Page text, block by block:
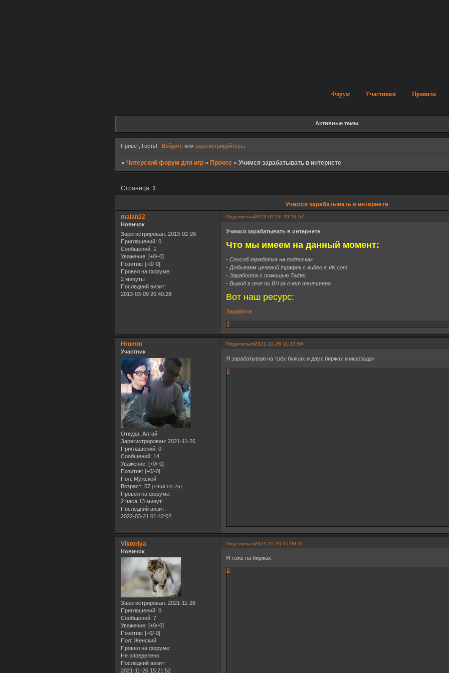
Форум Участники Правила
Активные темы
Привет, Гость! Войдитеили зарегистрируйтесь.
»Читерский форум для игр »Прочее »Учимся зарабатывать в интернете
Учимся зарабатывать в интернете
Страница:1
Поделиться2013-02-26 20:16:57
malan22
Новичок
Зарегистрирован: 2013-02-26
Приглашений: 0
Сообщений: 1
Уважение: [+0/-0]
Позитив: [+0/-0]
Провел на форуме:
2 минуты
Последний визит:
2013-03-09 20:40:28
Учимся зарабатывать в интернете
Что мы имеем на данный момент:
- Способ заработка на подписках
- Добываем целевой трафик с видео в VK.com
- Заработок с помощью Twitter
- Вывод в топ по ВЧ за счет твиттера
Вот наш ресурс:
Заработок
0
Поделиться2021-11-26 11:33:56
Hrumm
Участник
Откуда: Алтай
Зарегистрирован: 2021-11-26
Приглашений: 0
Сообщений: 14
Уважение: [+0/-0]
Позитив: [+0/-0]
Пол: Мужской
Возраст: 57 [1968-09-26]
Провел на форуме:
2 часа 13 минут
Последний визит:
2022-03-21 01:42:02
Я зарабатываю на трёх буксах и двух биржах микрозадач
0
Поделиться2021-11-26 15:09:11
Viktoriya
Новичок
Зарегистрирован: 2021-11-26
Приглашений: 0
Сообщений: 7
Уважение: [+0/-0]
Позитив: [+0/-0]
Пол: Женский
Провел на форуме:
Не определено
Последний визит:
2021-11-26 15:21:52
Я тоже на биржах.
0